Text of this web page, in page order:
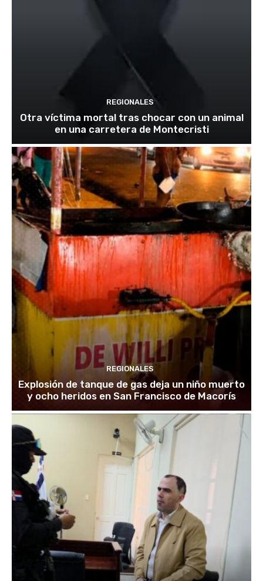
REGIONALES
Otra víctima mortal tras chocar con un animal
en una carretera de Montecristi
REGIONALES
Explosión de tanque de gas deja un niño muerto
y ocho heridos en San Francisco de Macorís